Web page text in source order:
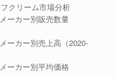
クリーム市場分析
ーカー別販売数量
ーカー別売上高（2020-
ーカー別平均価格